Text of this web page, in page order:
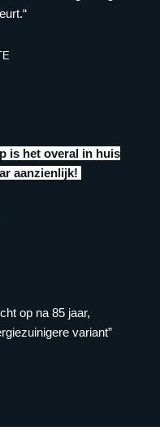
is het overal in huis
aanzienlijk!
op na 85 jaar,
variant”